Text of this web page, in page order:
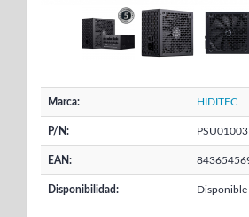
Marca: HIDITEC
P/N:
EAN:
Disponibilidad: Disponible